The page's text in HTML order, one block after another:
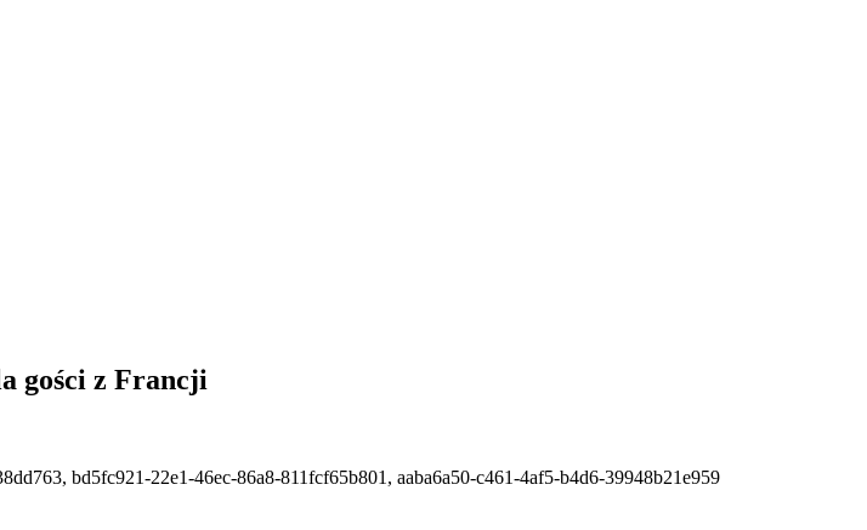
gości z Francji
bd5fc921-22e1-46ec-86a8-811fcf65b801, aaba6a50-c461-4af5-b4d6-39948b21e959